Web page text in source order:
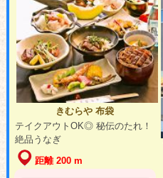
きむらや 布袋
テイクアウトOK◎ 秘伝のたれ！
絶品うなぎ
距離 200 m